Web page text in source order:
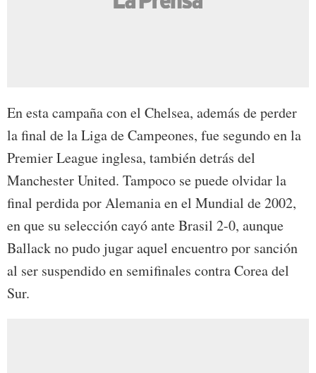
En esta campaña con el Chelsea, además de perder
la final de la Liga de Campeones, fue segundo en la
Premier League inglesa, también detrás del
Manchester United. Tampoco se puede olvidar la
final perdida por Alemania en el Mundial de 2002,
en que su selección cayó ante Brasil 2-0, aunque
Ballack no pudo jugar aquel encuentro por sanción
al ser suspendido en semifinales contra Corea del
Sur.